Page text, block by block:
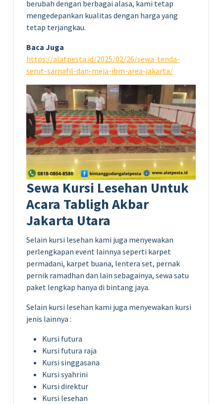
berubah dengan berbagai alasa, kami tetap
mengedepankan kualitas dengan harga yang
tetap terjangkau.
Baca Juga
https://alatpesta.id/2025/02/26/sewa-tenda-
serut-sarnafil-dan-meja-ibm-area-jakarta/
Sewa Kursi Lesehan Untuk
Acara Tabligh Akbar
Jakarta Utara
Selain kursi lesehan kami juga menyewakan
perlengkapan event lainnya seperti karpet
permadani, karpet buana, lentera set, pernak
pernik ramadhan dan lain sebagainya, sewa satu
paket lengkap hanya di bintang jaya.
Selain kursi lesehan kami juga menyewakan kursi
jenis lainnya :
Kursi futura
Kursi futura raja
Kursi singgasana
Kursi syahrini
Kursi direktur
Kursi lesehan